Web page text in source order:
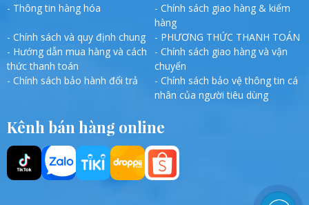
- Thông tin hàng hóa
- Chính sách giao hàng & kiểm
hàng
- Chính sách và quy định chung
- PHƯƠNG THỨC THANH TOÁN
- Hướng dẫn mua hàng và cách
thức thanh toán
- Chính sách giao hàng và vận
chuyển
- Chính sách bảo hành đổi trả
- Chính sách bảo vệ thông tin cá
nhân của người tiêu dùng
Kênh bán hàng online